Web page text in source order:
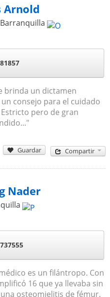
Arnold
Barranquilla
brinda un dictamen
consejo para el cuidado
pero de gran
Guardar Compartir
Nader
es un filántropo. Con
16 que ya llevaba sin
osteomielitis de fémur.